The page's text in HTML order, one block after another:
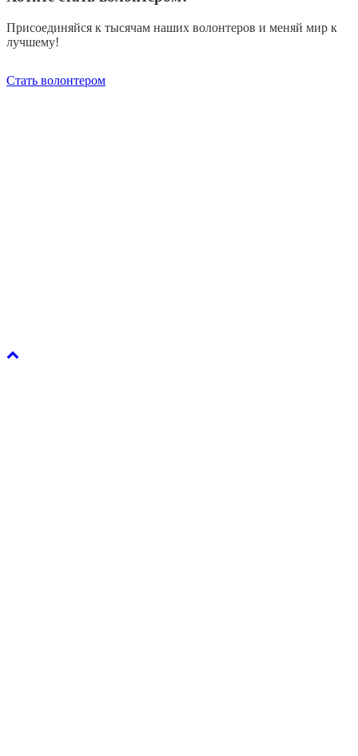
Присоединяйся к тысячам наших волонтеров и меняй мир к
лучшему!
Стать волонтером